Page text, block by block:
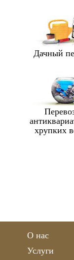
Дачный
хрупких
О нас
Услуги